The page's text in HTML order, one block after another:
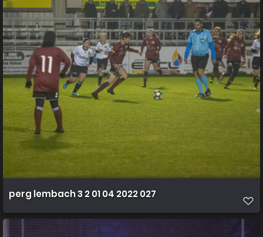
perg lembach 3 2 01 04 2022 027